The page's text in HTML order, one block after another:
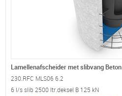
Lamellenafscheider met slibvang Beton
230.RFC MLS06 6.2
6 l/s slib 2500 ltr.deksel B 125 kN